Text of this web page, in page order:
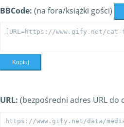
BBCode: (na fora/książki gości)
Kopiuj
URL: (bezpośredni adres URL do